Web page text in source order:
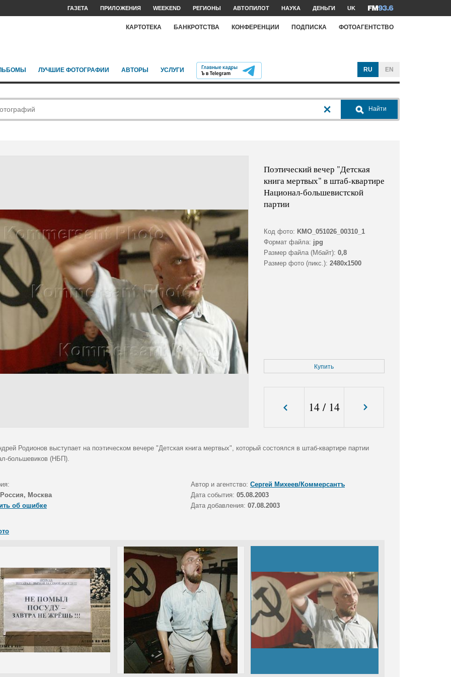
ГАЗЕТА ПРИЛОЖЕНИЯ WEEKEND РЕГИОНЫ АВТОПИЛОТ НАУКА ДЕНЬГИ UK
КАРТОТЕКА БАНКРОТСТВА КОНФЕРЕНЦИИ ПОДПИСКА ФОТОАГЕНТСТВО
ЛУЧШИЕ ФОТОГРАФИИ АВТОРЫ УСЛУГИ RU EN
Найти
Поэтический вечер "Детская
книга мертвых" в штаб-квартире
Национал-большевистской
партии
Код фото: KMO_051026_00310_1
Формат файла: jpg
Размер файла (Мбайт): 0,8
Размер фото (пикс.): 2480x1500
Купить
14/ 14
Родионов выступает на поэтическом вечере "Детская книга мертвых", который состоялся в штаб-квартире партии
большевиков (НБП).
Автор и агентство: Сергей Михеев/Коммерсантъ
Россия, Москва Дата события: 05.08.2003
об ошибке
Дата добавления: 07.08.2003